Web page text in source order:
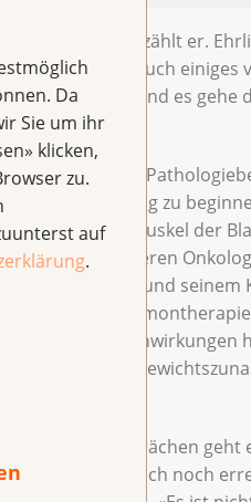
Da
Sie um ihr
klicken,
zu.
auf
.
gewesen, erzählt er.
habe sich auch einiges
zu haben. Und es gehe
auf Grund des
mit Bestrahlung zu
am Schliessmuskel der
von einem weiteren
gestand sich und seinem
mit der
Nebenwirkungen
oder
In den Gesprächen geht
jetzt? Was will ich noch